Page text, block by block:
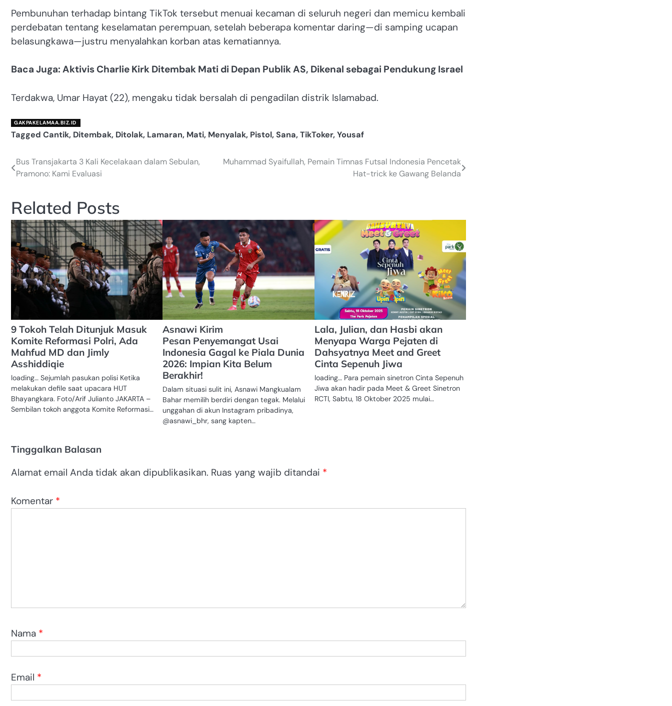
Pembunuhan terhadap bintang TikTok tersebut menuai kecaman di seluruh negeri dan memicu kembali
perdebatan tentang keselamatan perempuan, setelah beberapa komentar daring—di samping ucapan
belasungkawa—justru menyalahkan korban atas kematiannya.
Baca Juga: Aktivis Charlie Kirk Ditembak Mati di Depan Publik AS, Dikenal sebagai Pendukung Israel
Terdakwa, Umar Hayat (22), mengaku tidak bersalah di pengadilan distrik Islamabad.
GAKPAKELAMAA.BIZ.ID
Tagged Cantik, Ditembak, Ditolak, Lamaran, Mati, Menyalak, Pistol,Sana,TikToker,Yousaf
Navigasi
Bus Transjakarta 3 Kali Kecelakaan dalam Sebulan,
Pramono: Kami Evaluasi
Muhammad Syaifullah, Pemain Timnas Futsal Indonesia Pencetak
Hat-trick ke Gawang Belanda
Related Posts
9 Tokoh Telah Ditunjuk Masuk
Komite Reformasi Polri, Ada
Mahfud MD dan Jimly
Asshiddiqie
loading… Sejumlah pasukan polisi Ketika
melakukan defile saat upacara HUT
Bhayangkara. Foto/Arif Julianto JAKARTA –
Sembilan tokoh anggota Komite Reformasi…
Asnawi Kirim
Pesan Penyemangat Usai
Indonesia Gagal ke Piala Dunia
2026: Impian Kita Belum
Berakhir!
Dalam situasi sulit ini, Asnawi Mangkualam
Bahar memilih berdiri dengan tegak. Melalui
unggahan di akun Instagram pribadinya,
@asnawi_bhr, sang kapten…
Lala, Julian, dan Hasbi akan
Menyapa Warga Pejaten di
Dahsyatnya Meet and Greet
Cinta Sepenuh Jiwa
loading… Para pemain sinetron Cinta Sepenuh
Jiwa akan hadir pada Meet & Greet Sinetron
RCTI, Sabtu, 18 Oktober 2025 mulai…
Tinggalkan Balasan
Alamat email Anda tidak akan dipublikasikan. Ruas yang wajib ditandai *
Komentar *
Nama *
Email *